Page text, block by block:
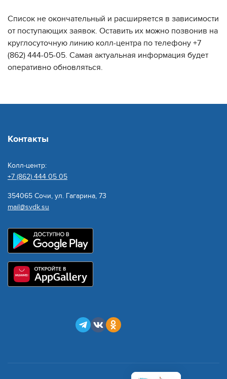
Список не окончательный и расширяется в зависимости
от поступающих заявок. Оставить их можно позвонив на
круглосуточную линию колл-центра по телефону +7
(862) 444-05-05. Самая актуальная информация будет
оперативно обновляться.
Контакты
Колл-центр:
+7 (862) 444 05 05
354065 Сочи, ул. Гагарина, 73
mail@svdk.su